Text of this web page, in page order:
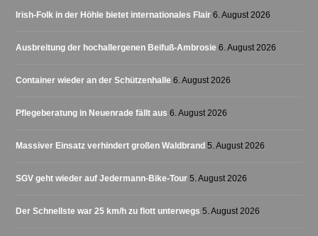
Irish-Folk in der Höhle bietet internationales Flair 6. August 2026
Ausbreitung der hochallergenen Beifuß-Ambrosie 6. August 2026
Container wieder an der Schützenhalle 6. August 2026
Pflegeberatung in Neuenrade fällt aus 6. August 2026
Massiver Einsatz verhindert großen Waldbrand 5. August 2026
SGV geht wieder auf Jedermann-Bike-Tour 5. August 2026
Der Schnellste war 25 km/h zu flott unterwegs 5. August 2026